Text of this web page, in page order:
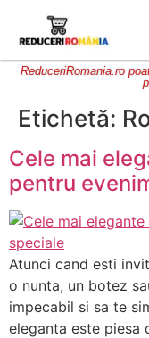
ReduceriRomania.ro
Etichetă:
Cele mai
pentru
Atunci cand esti
o nunta, un botez
impecabil si sa te
eleganta este piesa